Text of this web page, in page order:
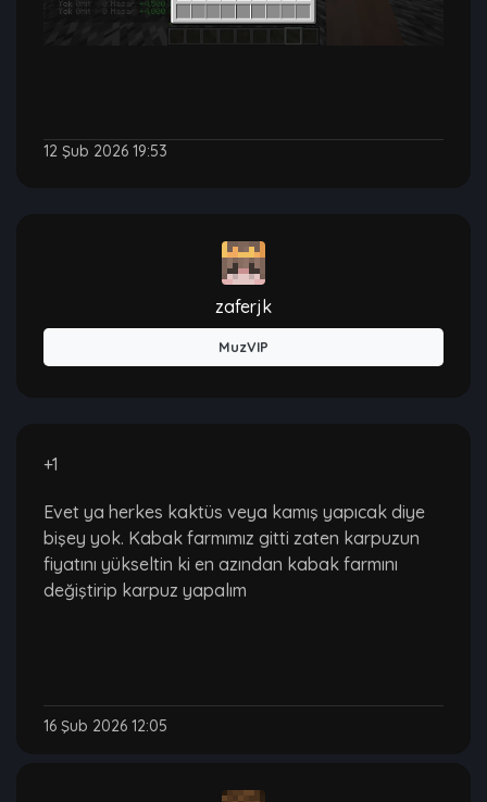
12 Şub 2026 19:53
zaferjk
MuzVIP
+1
Evet ya herkes kaktüs veya kamış yapıcak diye
bişey yok. Kabak farmımız gitti zaten karpuzun
fiyatını yükseltin ki en azından kabak farmını
değiştirip karpuz yapalım
16 Şub 2026 12:05